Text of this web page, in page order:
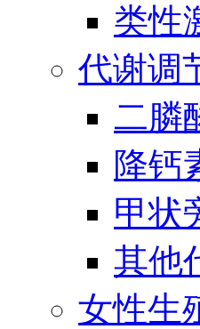
类性
代谢调
二膦
降钙
甲状
其他
女性生